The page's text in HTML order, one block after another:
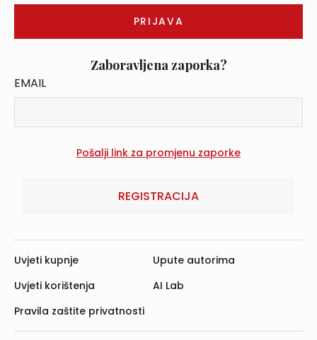
Zaboravljena zaporka?
EMAIL
REGISTRACIJA
Uvjeti kupnje
Uvjeti korištenja
Pravila zaštite privatnosti
Upute autorima
AI Lab